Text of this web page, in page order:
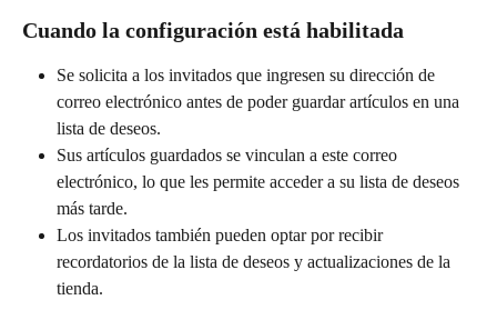
Cuando la configuración está habilitada
Se solicita a los invitados que ingresen su dirección de
correo electrónico antes de poder guardar artículos en una
lista de deseos.
Sus artículos guardados se vinculan a este correo
electrónico, lo que les permite acceder a su lista de deseos
más tarde.
Los invitados también pueden optar por recibir
recordatorios de la lista de deseos y actualizaciones de la
tienda.